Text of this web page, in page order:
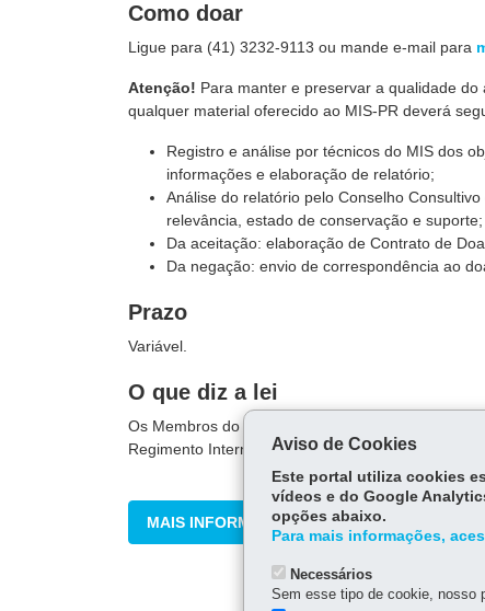
Como doar
Ligue para (41) 3232-9113 ou mande e-mail para
Atenção! Para manter e preservar a qualidade
qualquer material oferecido ao MIS-PR deverá
Registro e análise por técnicos do MIS dos
informações e elaboração de relatório;
Análise do relatório pelo Conselho
relevância, estado de conservação e suporte;
Da aceitação: elaboração de Contrato de
Da negação: envio de correspondência ao
Prazo
Variável.
O que diz a lei
Os Membros do Conselho Consultivo do MIS-PR
Regimento Interno.
MAIS INFORMAÇÕES
Aviso de Cookies
Este portal utiliza cookies
vídeos e do Google
opções abaixo.
Para mais informações,
Necessários
Sem esse tipo de cookie, nosso